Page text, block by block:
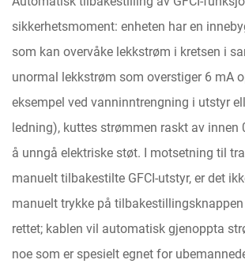
sikkerhetsmoment: enheten har en
som kan overvåke lekkstrøm i kretsen i
unormal lekkstrøm som overstiger 6 mA
eksempel ved vanninntrengning i utstyr
ledning), kuttes strømmen raskt av innen
å unngå elektriske støt. I motsetning til
manuelt tilbakestilte GFCI-utstyr, er det
manuelt trykke på
rettet; kablen vil automatisk gjenoppta
noe som er spesielt egnet for